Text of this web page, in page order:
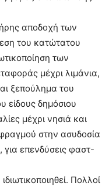
αποδοχή των
του κατώτατου
των
μέχρι λιμάνια,
ξεπούλημα του
είδους δημόσιου
μέχρι νησιά και
στην ασυδοσία
για επενδύσεις φαστ-
Πολλοί